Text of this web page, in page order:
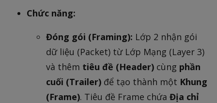
Chức năng:
Đóng gói (Framing): Lớp 2 nhận gói
dữ liệu (Packet) từ Lớp Mạng (Layer 3)
và thêm tiêu đề (Header) cùng phần
cuối (Trailer) để tạo thành một Khung
(Frame). Tiêu đề Frame chứa Địa chỉ